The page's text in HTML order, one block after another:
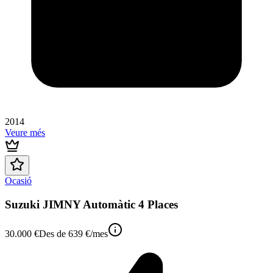
2014
Veure més
Ocasió
Suzuki JIMNY Automàtic 4 Places
30.000 €Des de 639 €/mes